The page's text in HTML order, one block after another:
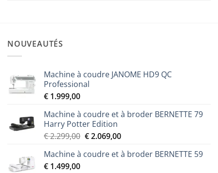
NOUVEAUTÉS
Machine à coudre JANOME HD9 QC
Professional
€ 1.999,00
Machine à coudre et à broder BERNETTE 79
Harry Potter Edition
€2.299,00 Le
initial
€2.069,00Le
actuel
Machine à coudre et à broder BERNETTE 59
€ 1.499,00